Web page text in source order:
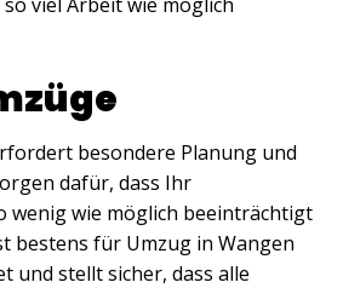
besondere Planung und
dafür, dass Ihr
wenig wie möglich beeinträchtigt
bestens für Umzug in Wangen
und stellt sicher, dass alle